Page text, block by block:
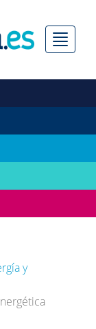
Menú
y